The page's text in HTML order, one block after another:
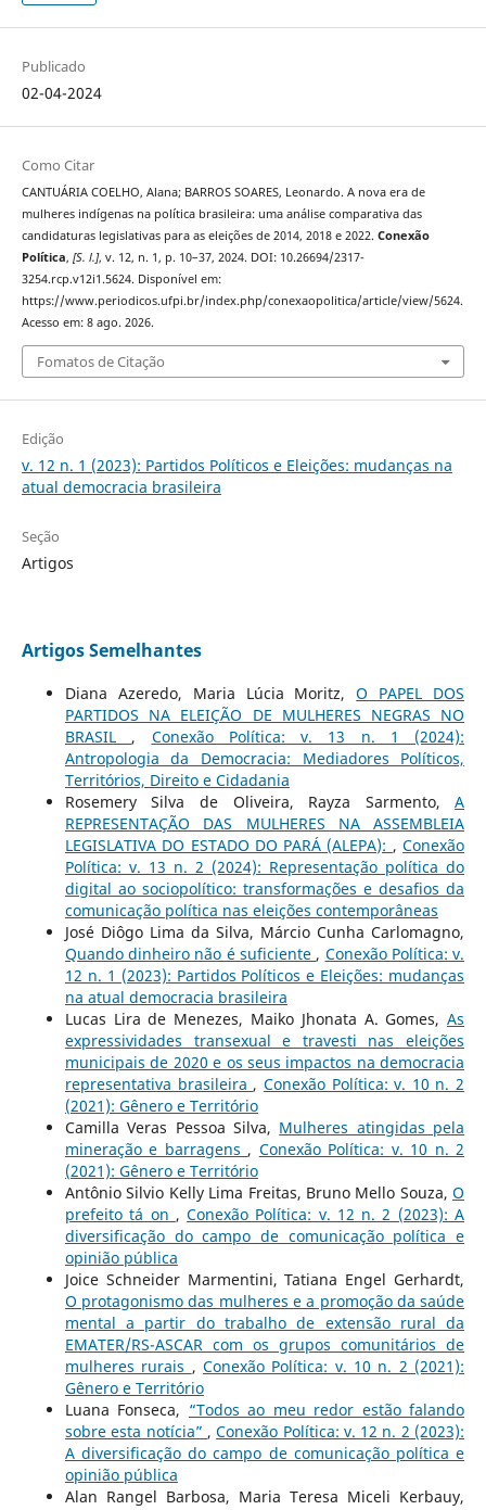
Publicado
02-04-2024
Como Citar
CANTUÁRIA COELHO, Alana; BARROS SOARES, Leonardo. A nova era de
mulheres indígenas na política brasileira: uma análise comparativa das
candidaturas legislativas para as eleições de 2014, 2018 e 2022. Conexão
Política, [S. l.], v. 12, n. 1, p. 10–37, 2024. DOI: 10.26694/2317-
3254.rcp.v12i1.5624. Disponível em:
https://www.periodicos.ufpi.br/index.php/conexaopolitica/article/view/5624.
Acesso em: 8 ago. 2026.
Fomatos de Citação
Edição
v. 12 n. 1 (2023): Partidos Políticos e Eleições: mudanças na
atual democracia brasileira
Seção
Artigos
Artigos Semelhantes
Diana Azeredo, Maria Lúcia Moritz,O PAPEL DOS
PARTIDOS NA ELEIÇÃO DE MULHERES NEGRAS NO
BRASIL , Conexão Política: v. 13 n. 1 (2024):
Antropologia da Democracia: Mediadores Políticos,
Territórios, Direito e Cidadania
Rosemery Silva de Oliveira, Rayza Sarmento,A
REPRESENTAÇÃO DAS MULHERES NA ASSEMBLEIA
LEGISLATIVA DO ESTADO DO PARÁ (ALEPA): ,Conexão
Política: v. 13 n. 2 (2024): Representação política do
digital ao sociopolítico: transformações e desafios da
comunicação política nas eleições contemporâneas
José Diôgo Lima da Silva, Márcio Cunha Carlomagno,
Quando dinheiro não é suficiente , Conexão Política: v.
12 n. 1 (2023): Partidos Políticos e Eleições: mudanças
na atual democracia brasileira
Lucas Lira de Menezes, Maiko Jhonata A. Gomes,As
expressividades transexual e travesti nas eleições
municipais de 2020 e os seus impactos na democracia
representativa brasileira , Conexão Política: v. 10 n. 2
(2021): Gênero e Território
Camilla Veras Pessoa Silva, Mulheres atingidas pela
mineração e barragens , Conexão Política: v. 10 n. 2
(2021): Gênero e Território
Antônio Silvio Kelly Lima Freitas, Bruno Mello Souza,O
prefeito tá on ,Conexão Política: v. 12 n. 2 (2023): A
diversificação do campo de comunicação política e
opinião pública
Joice Schneider Marmentini, Tatiana Engel Gerhardt,
O protagonismo das mulheres e a promoção da saúde
mental a partir do trabalho de extensão rural da
EMATER/RS-ASCAR com os grupos comunitários de
mulheres rurais , Conexão Política: v. 10 n. 2 (2021):
Gênero e Território
Luana Fonseca, “Todos ao meu redor estão falando
sobre esta notícia” ,Conexão Política: v. 12 n. 2 (2023):
A diversificação do campo de comunicação política e
opinião pública
Alan Rangel Barbosa, Maria Teresa Miceli Kerbauy,